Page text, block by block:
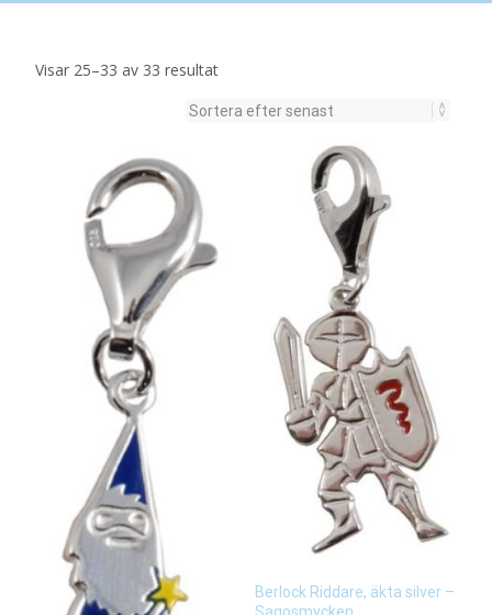
Visar 25–33 av 33 resultatSortera
senaste
Berlock Riddare, äkta silver –